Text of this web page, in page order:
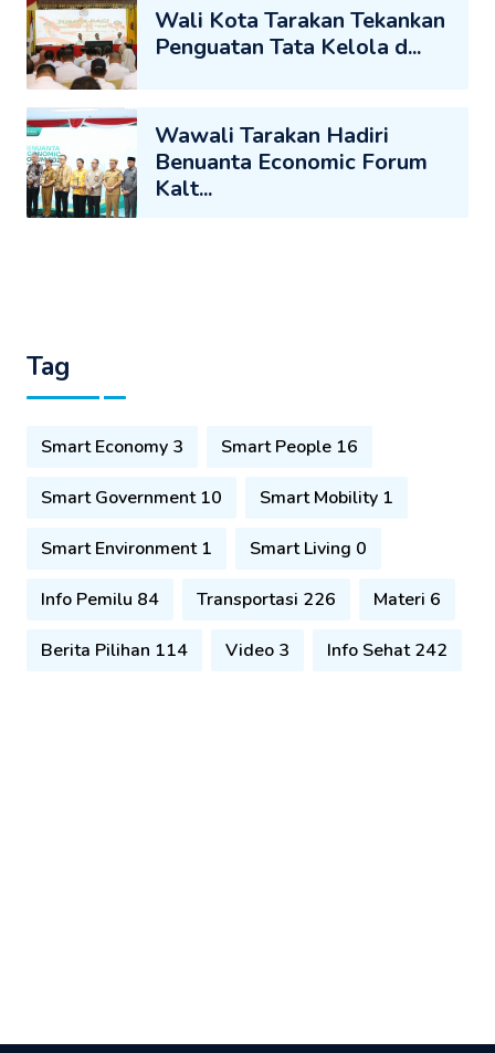
Wali Kota Tarakan Tekankan
Penguatan Tata Kelola d...
Wawali Tarakan Hadiri
Benuanta Economic Forum
Kalt...
Tag
Smart Economy 3 Smart People 16
Smart Government 10 Smart Mobility 1
Smart Environment 1 Smart Living 0
Info Pemilu 84 Transportasi 226 Materi 6
Berita Pilihan 114 Video 3 Info Sehat 242